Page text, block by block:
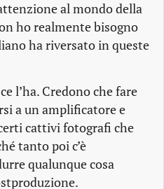
al mondo della
ho realmente bisogno
ha riversato in queste
l’ha. Credono che fare
a un amplificatore e
cattivi fotografi che
tanto poi c’è
qualunque cosa